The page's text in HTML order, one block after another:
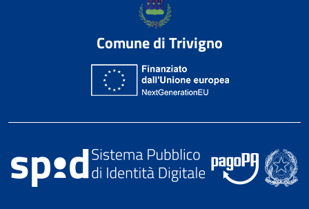
Comune di Trivigno